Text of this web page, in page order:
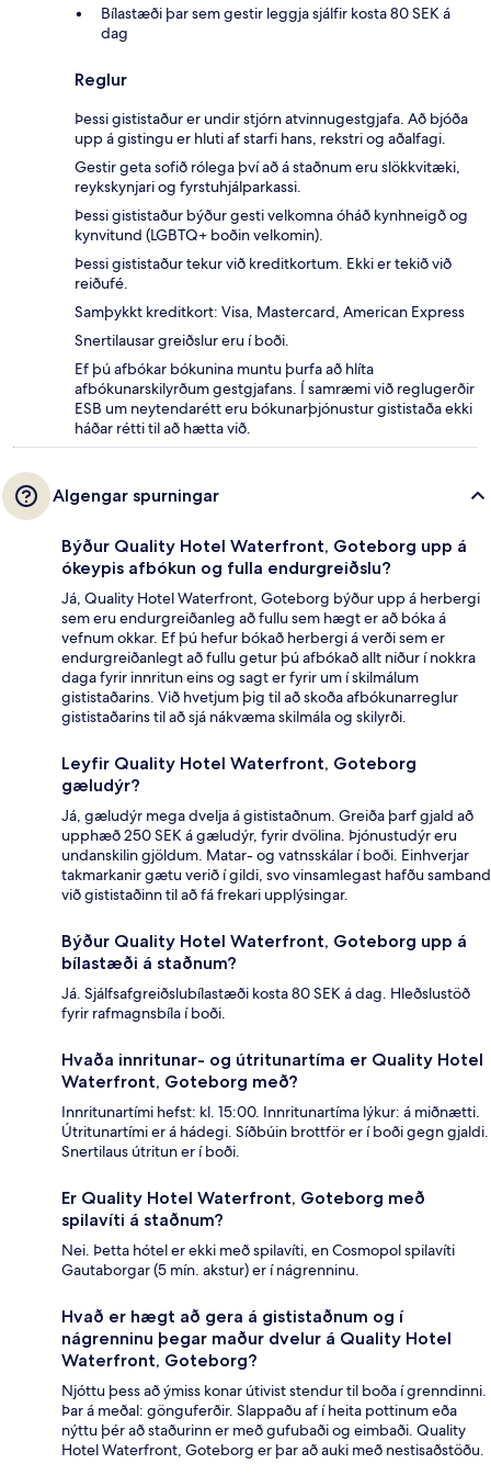
Bílastæði þar sem gestir leggja sjálfir kosta 80 SEK á
dag
Reglur
Þessi gististaður er undir stjórn atvinnugestgjafa. Að bjóða
upp á gistingu er hluti af starfi hans, rekstri og aðalfagi.
Gestir geta sofið rólega því að á staðnum eru slökkvitæki,
reykskynjari og fyrstuhjálparkassi.
Þessi gististaður býður gesti velkomna óháð kynhneigð og
kynvitund (LGBTQ+ boðin velkomin).
Þessi gististaður tekur við kreditkortum. Ekki er tekið við
reiðufé.
Samþykkt kreditkort: Visa, Mastercard, American Express
Snertilausar greiðslur eru í boði.
Ef þú afbókar bókunina muntu þurfa að hlíta
afbókunarskilyrðum gestgjafans. Í samræmi við reglugerðir
ESB um neytendarétt eru bókunarþjónustur gististaða ekki
háðar rétti til að hætta við.
Algengar spurningar
Býður Quality Hotel Waterfront, Goteborg upp á
ókeypis afbókun og fulla endurgreiðslu?
Já, Quality Hotel Waterfront, Goteborg býður upp á herbergi
sem eru endurgreiðanleg að fullu sem hægt er að bóka á
vefnum okkar. Ef þú hefur bókað herbergi á verði sem er
endurgreiðanlegt að fullu getur þú afbókað allt niður í nokkra
daga fyrir innritun eins og sagt er fyrir um í skilmálum
gististaðarins. Við hvetjum þig til að skoða afbókunarreglur
gististaðarins til að sjá nákvæma skilmála og skilyrði.
Leyfir Quality Hotel Waterfront, Goteborg
gæludýr?
Já, gæludýr mega dvelja á gististaðnum. Greiða þarf gjald að
upphæð 250 SEK á gæludýr, fyrir dvölina. Þjónustudýr eru
undanskilin gjöldum. Matar- og vatnsskálar í boði. Einhverjar
takmarkanir gætu verið í gildi, svo vinsamlegast hafðu samband
við gististaðinn til að fá frekari upplýsingar.
Býður Quality Hotel Waterfront, Goteborg upp á
bílastæði á staðnum?
Já. Sjálfsafgreiðslubílastæði kosta 80 SEK á dag. Hleðslustöð
fyrir rafmagnsbíla í boði.
Hvaða innritunar- og útritunartíma er Quality Hotel
Waterfront, Goteborg með?
Innritunartími hefst: kl. 15:00. Innritunartíma lýkur: á miðnætti.
Útritunartími er á hádegi. Síðbúin brottför er í boði gegn gjaldi.
Snertilaus útritun er í boði.
Er Quality Hotel Waterfront, Goteborg með
spilavíti á staðnum?
Nei. Þetta hótel er ekki með spilavíti, en Cosmopol spilavíti
Gautaborgar (5 mín. akstur) er í nágrenninu.
Hvað er hægt að gera á gististaðnum og í
nágrenninu þegar maður dvelur á Quality Hotel
Waterfront, Goteborg?
Njóttu þess að ýmiss konar útivist stendur til boða í grenndinni.
Þar á meðal: gönguferðir. Slappaðu af í heita pottinum eða
nýttu þér að staðurinn er með gufubaði og eimbaði. Quality
Hotel Waterfront, Goteborg er þar að auki með nestisaðstöðu.